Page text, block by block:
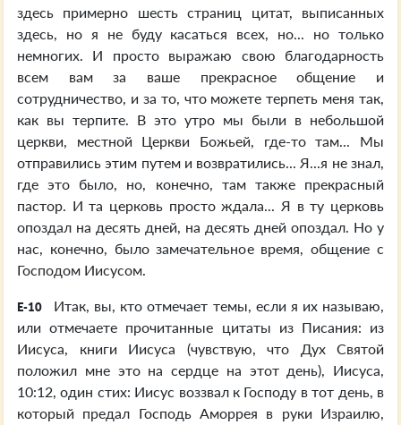
здесь примерно шесть страниц цитат, выписанных
здесь, но я не буду касаться всех, но... но только
немногих. И просто выражаю свою благодарность
всем вам за ваше прекрасное общение и
сотрудничество, и за то, что можете терпеть меня так,
как вы терпите. В это утро мы были в небольшой
церкви, местной Церкви Божьей, где-то там... Мы
отправились этим путем и возвратились... Я...я не знал,
где это было, но, конечно, там также прекрасный
пастор. И та церковь просто ждала... Я в ту церковь
опоздал на десять дней, на десять дней опоздал. Но у
нас, конечно, было замечательное время, общение с
Господом Иисусом.
E-10
Итак, вы, кто отмечает темы, если я их называю,
или отмечаете прочитанные цитаты из Писания: из
Иисуса, книги Иисуса (чувствую, что Дух Святой
положил мне это на сердце на этот день), Иисуса,
10:12, один стих: Иисус воззвал к Господу в тот день, в
который предал Господь Аморрея в руки Израилю,